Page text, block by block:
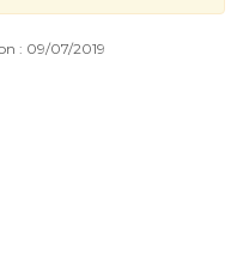
: 09/07/2019